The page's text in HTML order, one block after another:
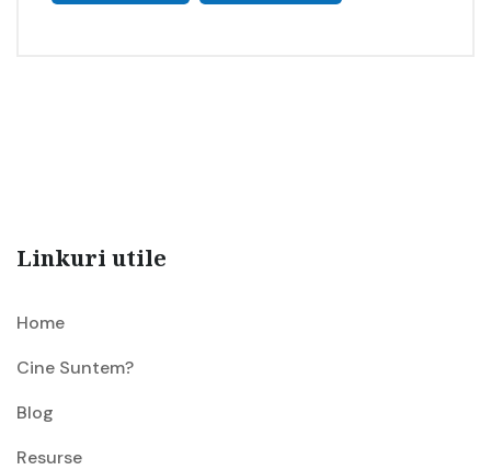
Linkuri utile
Home
Cine Suntem?
Blog
Resurse